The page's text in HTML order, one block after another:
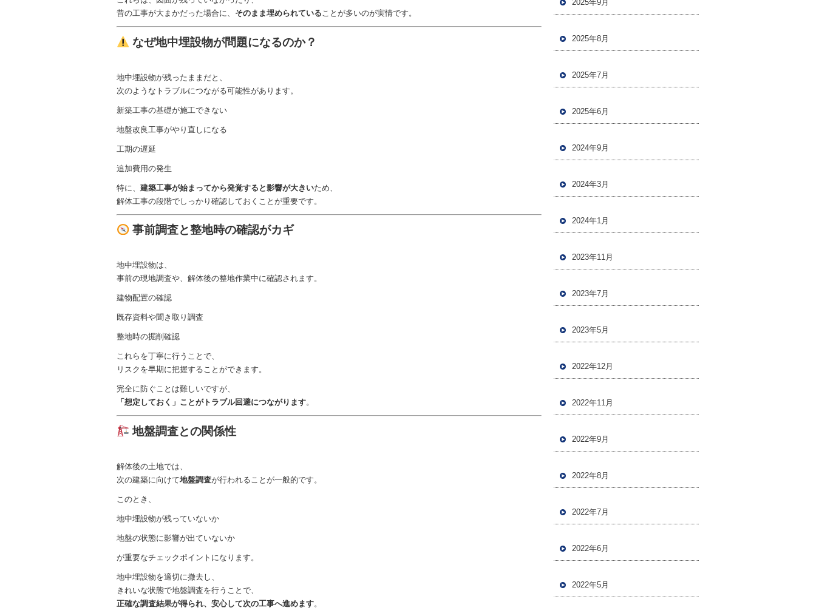
昔の工事が大まかだった場合に、 そのまま埋められていることが多いのが実情です。
なぜ地中埋設物が問題になるのか？
地中埋設物が残ったままだと、
次のようなトラブルにつながる可能性があります。
新築工事の基礎が施工できない
地盤改良工事がやり直しになる
工期の遅延
追加費用の発生
特に、 建築工事が始まってから発覚すると影響が大きいため、
解体工事の段階でしっかり確認しておくことが重要です。
事前調査と整地時の確認がカギ
地中埋設物は、
事前の現地調査や、解体後の整地作業中に確認されます。
建物配置の確認
既存資料や聞き取り調査
整地時の掘削確認
これらを丁寧に行うことで、
リスクを早期に把握することができます。
完全に防ぐことは難しいですが、
「想定しておく」ことがトラブル回避につながります。
地盤調査との関係性
解体後の土地では、
次の建築に向けて地盤調査が行われることが一般的です。
このとき、
地中埋設物が残っていないか
地盤の状態に影響が出ていないか
が重要なチェックポイントになります。
地中埋設物を適切に撤去し、
きれいな状態で地盤調査を行うことで、
正確な調査結果が得られ、安心して次の工事へ進めます。
2025年9月
2025年8月
2025年7月
2025年6月
2024年9月
2024年3月
2024年1月
2023年11月
2023年7月
2023年5月
2022年12月
2022年11月
2022年9月
2022年8月
2022年7月
2022年6月
2022年5月